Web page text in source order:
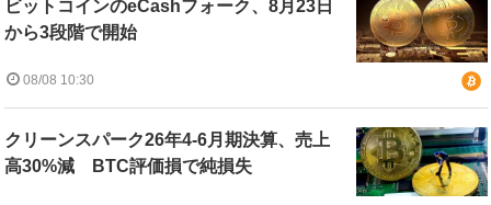
ビットコインのeCashフォーク、8月23日
から3段階で開始
08/08 10:30
クリーンスパーク26年4-6月期決算、売上
高30%減 BTC評価損で純損失